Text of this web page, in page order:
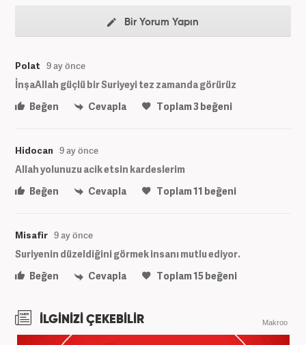
Bir Yorum Yapın
Polat 9 ay önce
İnşaAllah güçlü bir Suriyeyi tez zamanda görürüz
Beğen
Cevapla Toplam3beğeni
Hidocan 9 ay önce
Allah yolunuzu acik etsin kardeslerim
Beğen
Cevapla Toplam11 beğeni
Misafir 9 ay önce
Suriyenin düzeldiğini görmek insanı mutlu ediyor.
Beğen
Cevapla Toplam15beğeni
İLGİNİZİ ÇEKEBİLİR Makroo